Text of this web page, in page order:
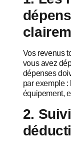
Vos revenus
vous avez
dépenses
par exemple :
équipement,
2.